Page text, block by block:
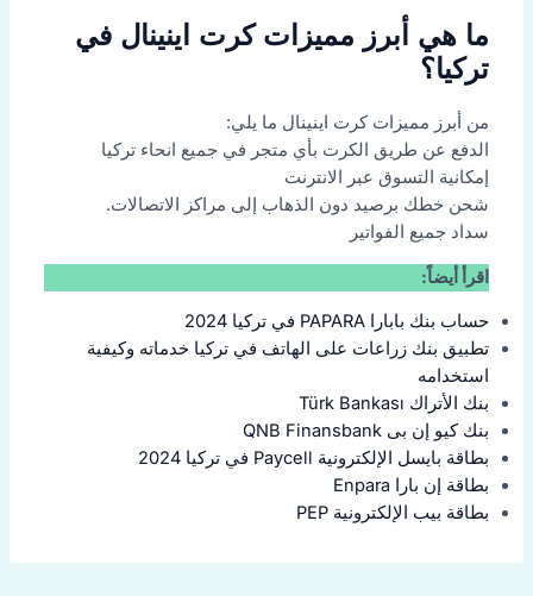
ما هي أبرز مميزات كرت اينينال في
تركيا؟
من أبرز مميزات كرت اينينال ما يلي:
الدفع عن طريق الكرت بأي متجر في جميع انحاء تركيا
إمكانية التسوق عبر الانترنت
شحن خطك برصيد دون الذهاب إلى مراكز الاتصالات.
سداد جميع الفواتير
اقرأ أيضاً:
حساب بنك بابارا PAPARA في تركيا 2024
تطبيق بنك زراعات على الهاتف في تركيا خدماته وكيفية
استخدامه
بنك الأتراك Türk Bankası
بنك كيو إن بى QNB Finansbank
بطاقة بايسل الإلكترونية Paycell في تركيا 2024
بطاقة إن بارا Enpara
بطاقة بيب الإلكترونية PEP